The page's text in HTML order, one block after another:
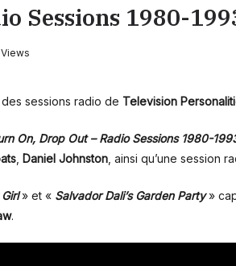
Sessions 1980-
sessions radio de Television
On, Drop Out – Radio Sessions 1980-
Daniel Johnston , ainsi qu’une session
» et « Salvador Dali’s Garden Party»
.